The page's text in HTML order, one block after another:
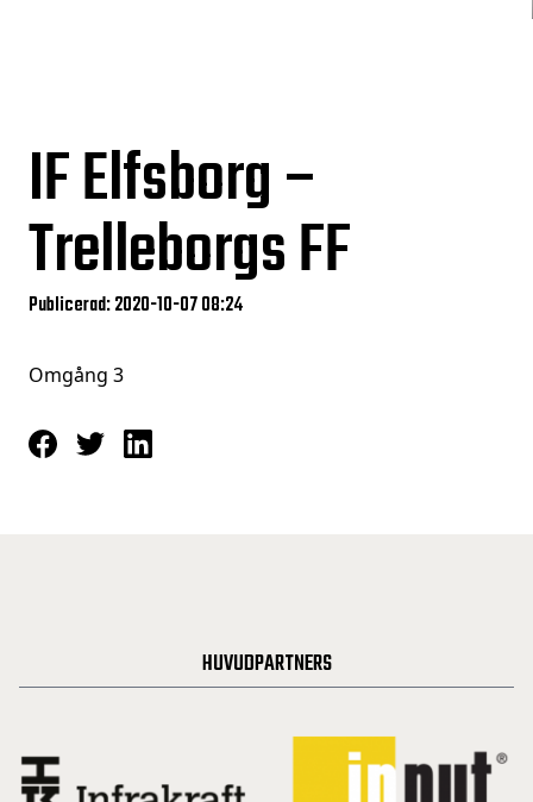
IF Elfsborg –
Trelleborgs FF
Publicerad: 2020-10-07 08:24
Omgång 3
HUVUDPARTNERS